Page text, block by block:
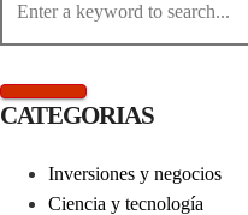
CATEGORIAS
Inversiones y negocios
Ciencia y tecnología